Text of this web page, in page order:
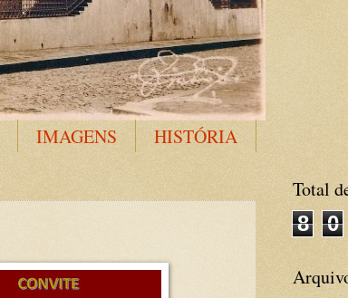
IMAGENS HISTÓRIA
Total
8
0